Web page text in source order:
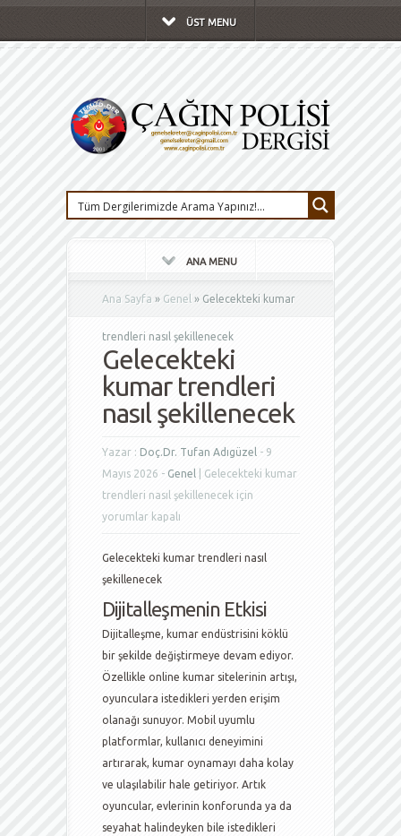
ÜST MENU
ANA MENU
Ana Sayfa » Genel » Gelecekteki kumar
trendleri nasıl şekillenecek
Gelecekteki
kumar trendleri
nasıl şekillenecek
Yazar : Doç.Dr. Tufan Adıgüzel
- 9
Mayıs 2026 - Genel
Gelecekteki kumar
trendleri nasıl şekillenecek için
yorumlar kapalı
Gelecekteki kumar trendleri nasıl
şekillenecek
Dijitalleşmenin Etkisi
Dijitalleşme, kumar endüstrisini köklü
bir şekilde değiştirmeye devam ediyor.
Özellikle online kumar sitelerinin artışı,
oyunculara istedikleri yerden erişim
olanağı sunuyor. Mobil uyumlu
platformlar, kullanıcı deneyimini
artırarak, kumar oynamayı daha kolay
ve ulaşılabilir hale getiriyor. Artık
oyuncular, evlerinin konforunda ya da
seyahat halindeyken bile istedikleri